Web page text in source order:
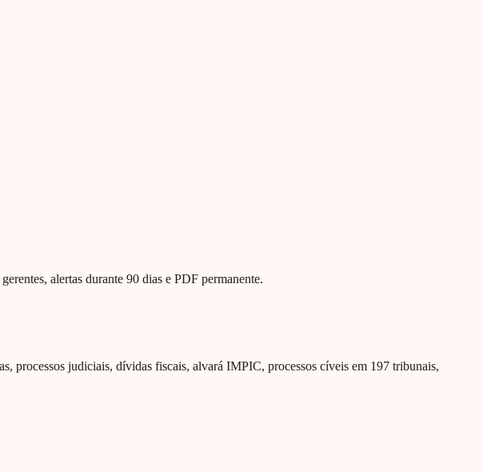
alertas durante 90 dias e PDF permanente.
processos judiciais, dívidas fiscais, alvará IMPIC, processos cíveis em 197 tribunais,